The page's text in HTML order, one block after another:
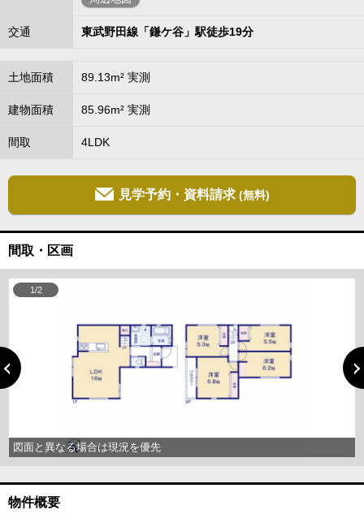
交通 東武野田線「鎌ケ谷」駅徒歩19分
土地面積 89.13m² 実測
建物面積 85.96m² 実測
間取 4LDK
見学予約・資料請求 (無料)
間取・区画
図面と異なる場合は現況を優先
1/2
物件概要